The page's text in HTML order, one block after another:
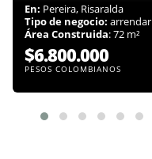
En: Pereira, Risaralda
Tipo de negocio: arrendar
Área Construida: 72 m²
$6.800.000
PESOS COLOMBIANOS